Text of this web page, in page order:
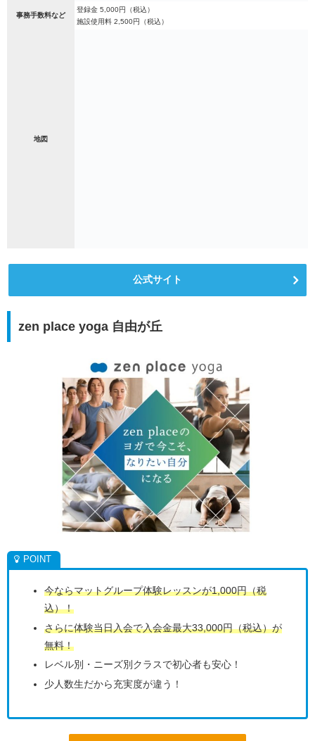
事務手数料など
登録金 5,000円（税込）
施設使用料 2,500円（税込）
地図
公式サイト
zen place yoga 自由が丘
今ならマットグループ体験レッスンが1,000円（税
込）！
さらに体験当日入会で入会金最大33,000円（税込）が
無料！
レベル別・ニーズ別クラスで初心者も安心！
少人数生だから充実度が違う！